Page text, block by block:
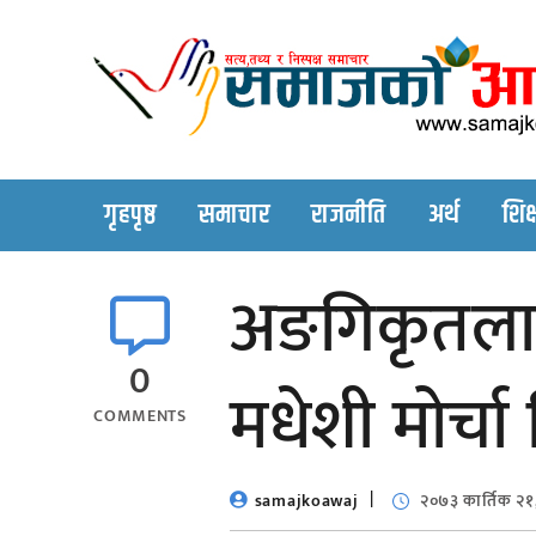
गृहपृष्ठ समाचार राजनीति अर्थ
0
COMMENTS
अङगिकृतलाई
मधेशी मोर्चा
samajkoawaj २०७३ कार्तिक